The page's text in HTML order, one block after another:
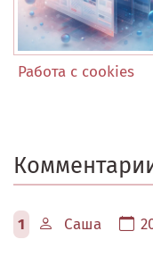
Работа с cookies
1 Саша